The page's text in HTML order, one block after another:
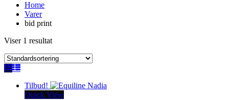
Home
Varer
bid print
Viser 1 resultat
Tilbud!
Quick View